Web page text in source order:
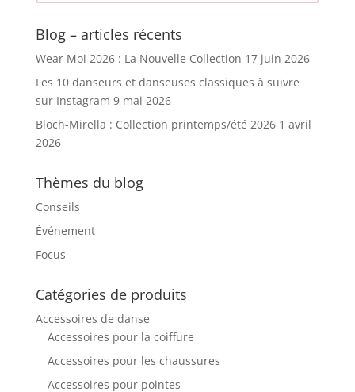
Blog – articles récents
Wear Moi 2026 : La Nouvelle Collection 17 juin 2026
Les 10 danseurs et danseuses classiques à suivre
sur Instagram 9 mai 2026
Bloch-Mirella : Collection printemps/été 2026 1 avril
2026
Thèmes du blog
Conseils
Événement
Focus
Catégories de produits
Accessoires de danse
Accessoires pour la coiffure
Accessoires pour les chaussures
Accessoires pour pointes